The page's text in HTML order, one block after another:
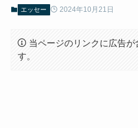
エッセー 2024年10月21日
当ページのリンクに広告
す。